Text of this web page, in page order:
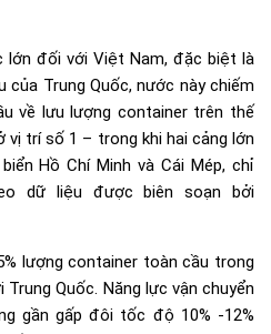
lớn đối với Việt Nam, đặc biệt là
của Trung Quốc, nước này chiếm
về lưu lượng container trên thế
vị trí số 1 – trong khi hai cảng lớn
Hồ Chí Minh và Cái Mép, chỉ
dữ liệu được biên soạn bởi
lượng container toàn cầu trong
Quốc. Năng lực vận chuyển
gần gấp đôi tốc độ 10% -12%